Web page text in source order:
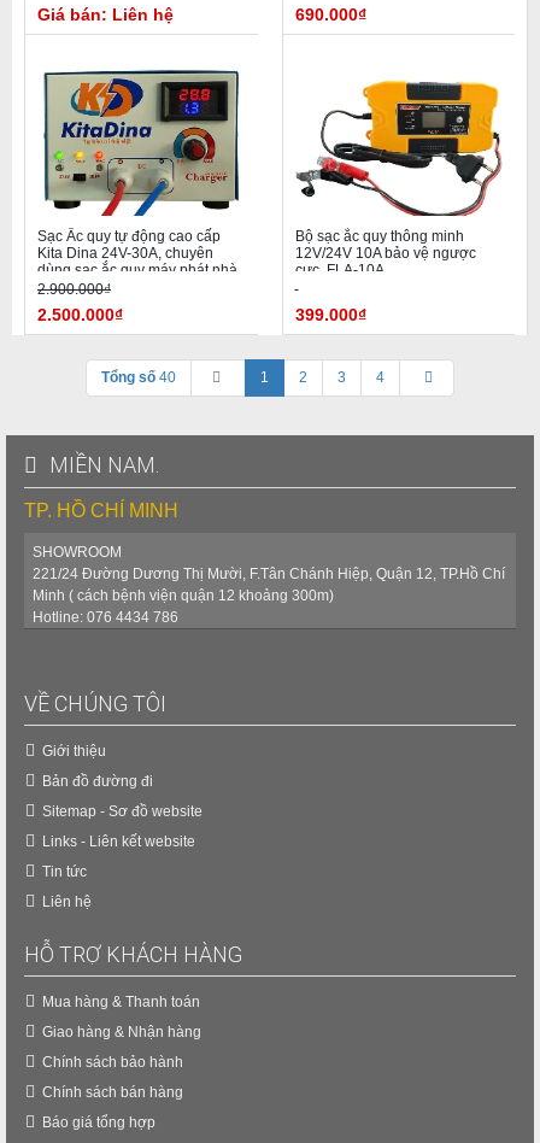
Giá bán: Liên hệ 690.000₫
Sạc Ắc quy tự động cao cấp
Kita Dina 24V-30A, chuyên
dùng sạc ắc quy máy phát nhà
cao tầng
2.900.000₫
2.500.000₫
Bộ sạc ắc quy thông minh
12V/24V 10A bảo vệ ngược
cực, FLA-10A
399.000₫
Tổng số 40 1 2 3 4
MIỀN NAM.
TP. HỒ CHÍ MINH
SHOWROOM
221/24 Đường Dương Thị Mười, F.Tân Chánh Hiệp, Quận 12, TP.Hồ Chí
Minh ( cách bệnh viện quận 12 khoảng 300m)
Hotline: 076 4434 786
VỀ CHÚNG TÔI
Giới thiệu
Bản đồ đường đi
Sitemap - Sơ đồ website
Links - Liên kết website
Tin tức
Liên hệ
HỖ TRỢ KHÁCH HÀNG
Mua hàng & Thanh toán
Giao hàng & Nhận hàng
Chính sách bảo hành
Chính sách bán hàng
Báo giá tổng hợp